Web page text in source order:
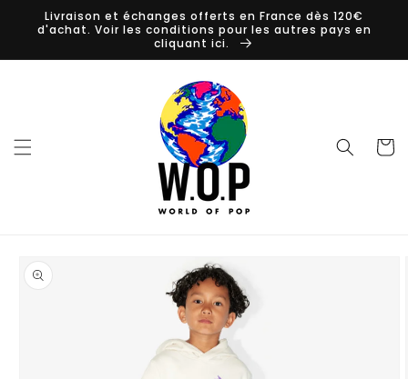
Skip to
content
Livraison et échanges offerts en France dès 120€
d'achat. Voir les conditions pour les autres pays en
cliquant ici.
Cart
product
information